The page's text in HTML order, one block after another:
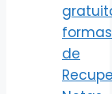
formas
de